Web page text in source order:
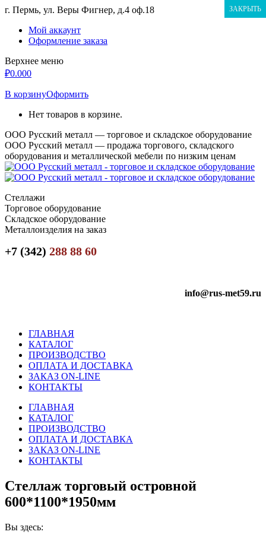
Перейти
содержанию
г. Пермь, ул. Веры Фигнер, д.4 оф.18
Мой аккаунт
Оформление заказа
Верхнее меню
₽0.000
В корзинуОформить
Нет товаров в корзине.
ООО Русский металл — торговое и складское оборудование
ООО Русский металл — продажа торгового, складского
оборудования и металлической мебели по низким ценам
Стеллажи
Торговое оборудование
Складское оборудование
Металлоизделия на заказ
+7 (342) 288 88 60
info@rus-met59.ru
ГЛАВНАЯ
КАТАЛОГ
ПРОИЗВОДСТВО
ОПЛАТА И ДОСТАВКА
ЗАКАЗ ON-LINE
КОНТАКТЫ
ГЛАВНАЯ
КАТАЛОГ
ПРОИЗВОДСТВО
ОПЛАТА И ДОСТАВКА
ЗАКАЗ ON-LINE
КОНТАКТЫ
Стеллаж торговый островной
600*1100*1950мм
Вы здесь:
ЗАКРЫТЬ